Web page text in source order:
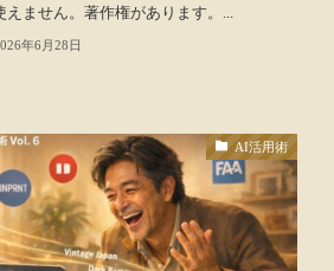
えません。著作権があります。...
年6月28日
AI活用術